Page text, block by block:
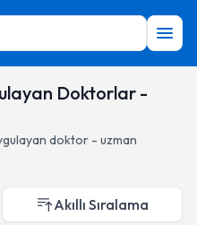
Doktorlar -
doktor - uzman
Akıllı Sıralama